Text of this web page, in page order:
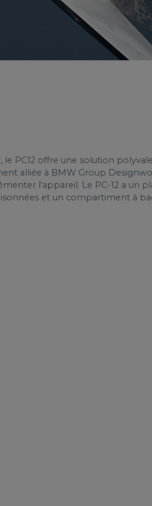
PC12 offre une solution
alliée à BMW Group
l'appareil. Le PC-12 a un
et un compartiment à